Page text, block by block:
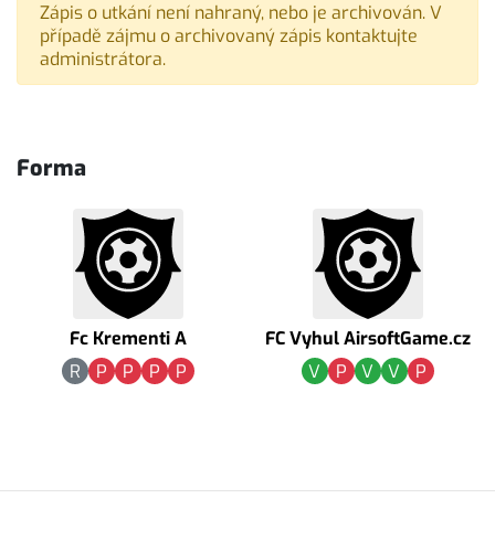
Zápis o utkání není nahraný, nebo je archivován. V
případě zájmu o archivovaný zápis kontaktujte
administrátora.
Forma
Fc Krementi A
R
P P P P
FC Vyhul AirsoftGame.cz
V
P V V P